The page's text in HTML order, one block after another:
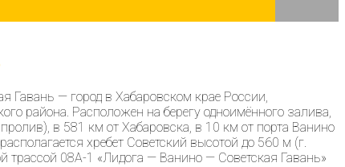
Гавань — город в Хабаровском крае России,
района. Расположен на берегу одноимённого залива,
в 581 км от Хабаровска, в 10 км от порта Ванино
хребет Советский высотой до 560 м (г.
08А-1 «Лидога — Ванино — Советская Гавань»